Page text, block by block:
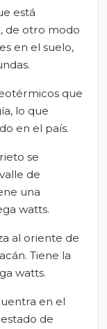
está
de otro modo
en el suelo,
que
lo que
en el país.
se
de
una
watts.
al oriente de
Tiene la
watts.
en el
de